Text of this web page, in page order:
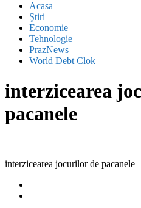
Acasa
Ştiri
Economie
Tehnologie
PrazNews
World Debt Clok
interzicearea
pacanele
interzicearea jocurilor de pacanele